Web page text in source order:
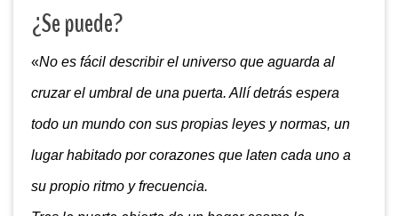
¿Se puede?
«No es fácil describir el universo que aguarda al
cruzar el umbral de una puerta. Allí detrás espera
todo un mundo con sus propias leyes y normas, un
lugar habitado por corazones que laten cada uno a
su propio ritmo y frecuencia.